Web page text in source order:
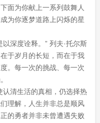
面为你献上一系列鼓舞人
为你逐梦道路上闪烁的星
深度诠释。” 列夫·托尔斯
于岁月的长短，而在于我
。每一次的挑战、每一次
清生活的真相，仍选择热
理解，人生并非总是顺风
的勇者并非未曾遭遇失败